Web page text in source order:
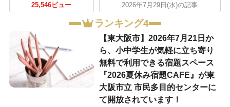
25,546ビュー 2026年7月29日(水)の記事
ランキング4
【東大阪市】2026年7月21日か
ら、小中学生が気軽に立ち寄り
無料で利用できる宿題スペース
『2026夏休み宿題CAFE』が東
大阪市立 市民多目的センターに
て開放されています！